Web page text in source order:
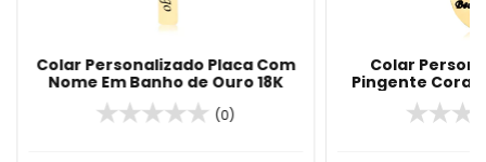
Colar Personalizado Placa Com
Nome Em Banho de Ouro 18K
(0)
Colar
Pingente
Banhado